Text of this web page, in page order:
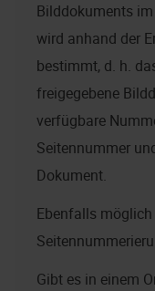
Bilddokuments
wird anhand der
bestimmt, d. h.
freigegebene
verfügbare
Seitennummer
Dokument.
Ebenfalls
Gibt es in einem